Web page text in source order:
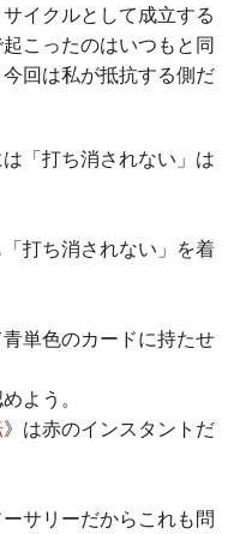
イクルとして成立する
こったのはいつもと同
回は私が抵抗する側だ
「打ち消されない」は
打ち消されない」を着
単色のカードに持たせ
よう。
》は赤のインスタントだ
サリーだからこれも問